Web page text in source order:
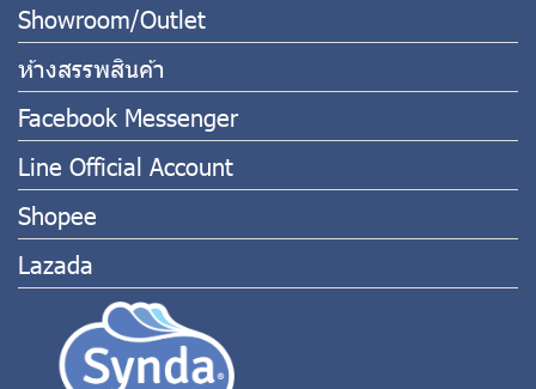
Showroom/Outlet
ห้างสรรพสินค้า
Facebook Messenger
Line Official Account
Shopee
Lazada